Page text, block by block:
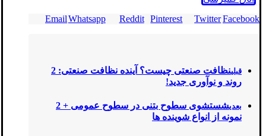
Facebook
Twitter
Pinterest
Reddit
Whatsapp
Email
قبلی
نظافت صنعتی چیست؟ آینده نظافت صنعتی: 2
روند و نوآوری‌ جدید!
بعدی
شستشوی سطوح بتنی در سطوح عمومی + 2
نمونه از انواع شوینده ها